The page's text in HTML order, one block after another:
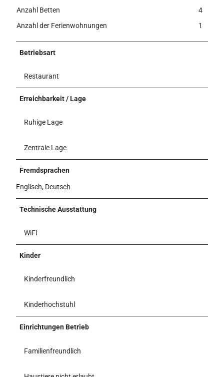
Anzahl Betten
4
Anzahl der Ferienwohnungen
1
Betriebsart
Restaurant
Erreichbarkeit / Lage
Ruhige Lage
Zentrale Lage
Fremdsprachen
Englisch, Deutsch
Technische Ausstattung
WiFi
Kinder
Kinderfreundlich
Kinderhochstuhl
Einrichtungen Betrieb
Familienfreundlich